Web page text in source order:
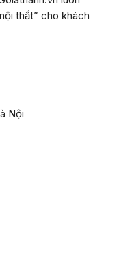
thất” cho khách
Nội